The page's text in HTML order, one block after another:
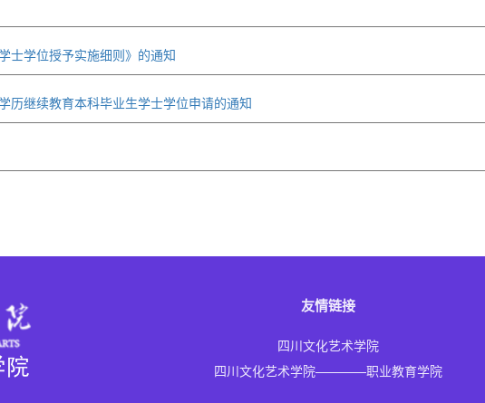
士学位授予实施细则》的通知
历继续教育本科毕业生学士学位申请的通知
友情链接
四川文化艺术学院
四川文化艺术学院————职业教育学院